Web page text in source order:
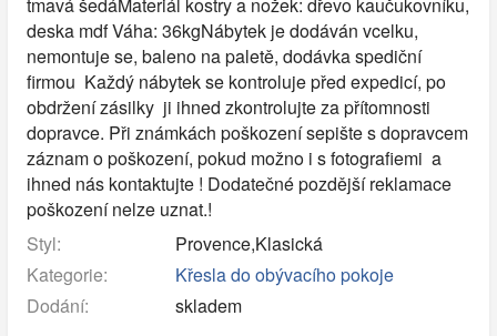
deska mdf Váha: 36kgNábytek je dodáván vcelku,
nemontuje se, baleno na paletě, dodávka spediční
firmou Každý nábytek se kontroluje před expedicí, po
obdržení zásilky ji ihned zkontrolujte za přítomnosti
dopravce. Při známkách poškození sepište s dopravcem
záznam o poškození, pokud možno i s fotografiemi a
ihned nás kontaktujte ! Dodatečné pozdější reklamace
poškození nelze uznat.!
Styl:
Provence,Klasická
Kategorie:
Křesla do obývacího pokoje
Dodání:
skladem